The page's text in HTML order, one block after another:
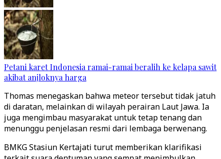
Petani karet Indonesia ramai-ramai beralih ke kelapa sawit
akibat anjloknya harga
Thomas menegaskan bahwa meteor tersebut tidak jatuh
di daratan, melainkan di wilayah perairan Laut Jawa. Ia
juga mengimbau masyarakat untuk tetap tenang dan
menunggu penjelasan resmi dari lembaga berwenang.
BMKG Stasiun Kertajati turut memberikan klarifikasi